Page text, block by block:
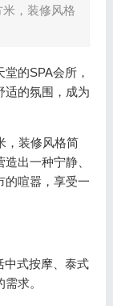
，装修风格
的SPA会所，
适的氛围，成为
，装修风格简
出一种宁静、
的喧嚣，享受一
中式按摩、泰式
求。